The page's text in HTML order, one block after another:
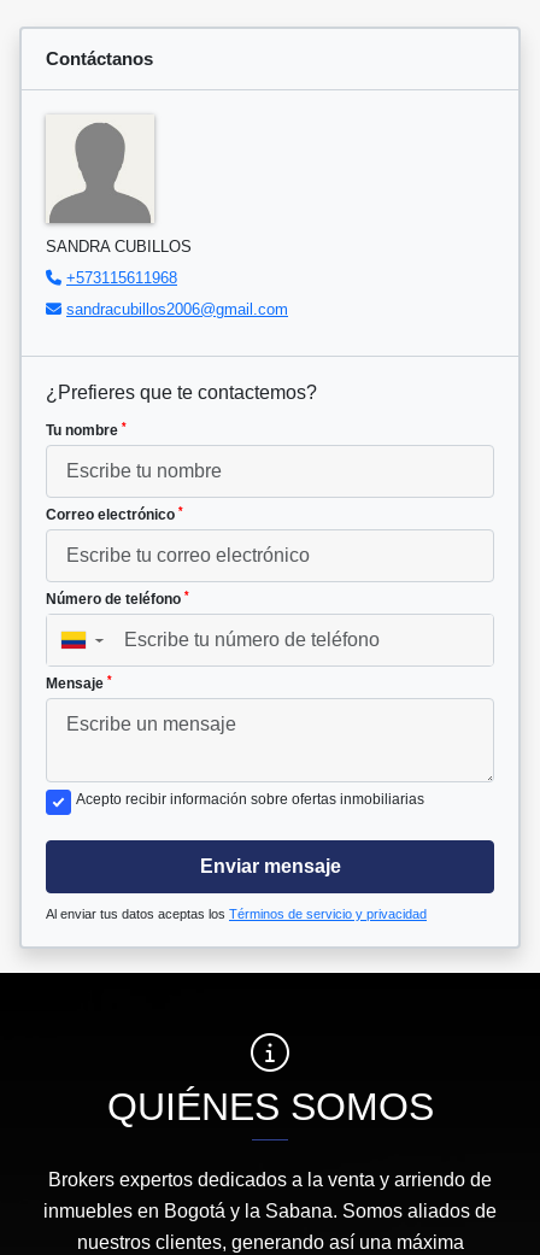
Contáctanos
SANDRA CUBILLOS
+573115611968
sandracubillos2006@gmail.com
¿Prefieres que te contactemos?
Tu nombre *
Correo electrónico *
Número de teléfono *
▼
Mensaje *
Acepto recibir información sobre ofertas inmobiliarias
Enviar mensaje
Al enviar tus datos aceptas los Términos de servicio y privacidad
QUIÉNES SOMOS
Brokers expertos dedicados a la venta y arriendo de
inmuebles en Bogotá y la Sabana. Somos aliados de
nuestros clientes, generando así una máxima